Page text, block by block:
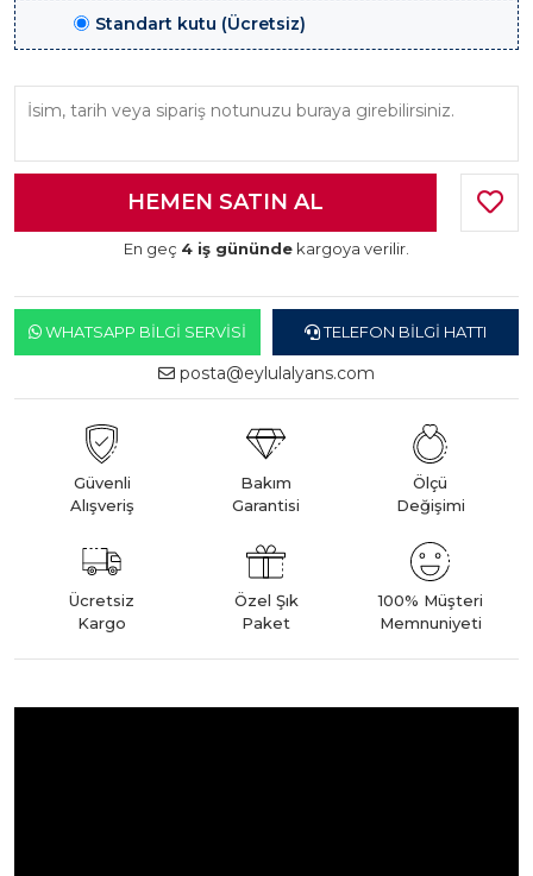
Standart kutu (Ücretsiz)
En geç 4 iş gününde kargoya verilir.
WHATSAPP BILGI SERVISI TELEFON BILGI HATTI
posta@eylulalyans.com
Güvenli
Alışveriş
Bakım
Garantisi
Ölçü
Değişimi
Ücretsiz
Kargo
Özel Şık
Paket
100% Müşteri
Memnuniyeti